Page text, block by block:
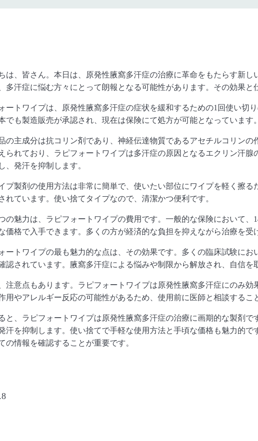
は、皆さん。本日は、 原発性腋窩多汗症の治療に革命をもたらす新し
多汗症に悩む方々にとって朗報となる可能性があります。 その効果と
ートワイプは、 原発性腋窩多汗症の症状を緩和するための1回使い切
でも製造販売が承認され、 現在は保険にて処方が可能となっています。
の主成分は抗コリン剤であり、 神経伝達物質であるアセチルコリンの
られており、 ラピフォートワイプは多汗症の原因となるエクリン汗腺
、 発汗を抑制します。
プ製剤の使用方法は非常に簡単で、 使いたい部位にワイプを軽く擦る
れています。使い捨てタイプなので、 清潔かつ便利です。
の魅力は、ラピフォートワイプの費用です。 一般的な保険において、
価格で入手できます。 多くの方が経済的な負担を抑えながら治療を受
ートワイプの最も魅力的な点は、その効果です。 多くの臨床試験にお
認さ れています。腋窩多汗症による悩みや制限から解放され、 自信を
注意点もあります。 ラピフォートワイプは原発性腋窩多汗症にのみ効
用やアレルギー反応の可能性があるため、 使用前に医師と相談するこ
と、 ラピフォートワイプは原発性腋窩多汗症の治療に画期的な製剤で
汗を抑制します。 使い捨てで手軽な使用方法と手頃な価格も魅力的で
の情報を確認することが重要です。